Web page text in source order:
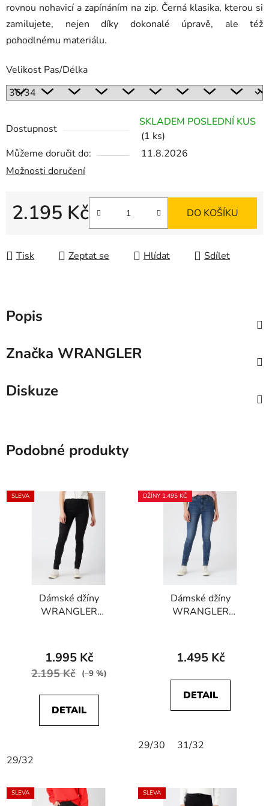
rovnou nohavicí a zapínáním na zip. Černá klasika, kterou si
zamilujete, nejen díky dokonalé úpravě, ale též
pohodlnému materiálu.
Velikost Pas/Délka
Dostupnost
SKLADEM POSLEDNÍ KUS
(1 ks)
Můžeme doručit do:
11.8.2026
Možnosti doručení
2.195 Kč DO KOŠÍKU
Tisk Zeptat se Hlídat Sdílet
Popis
Značka WRANGLER
Diskuze
Podobné produkty
SLEVA
Dámské džíny
WRANGLER
Future Black
1.995 Kč
2.195 Kč (–9 %)
DETAIL
29/32
DŽÍNY 1.495 KČ
Dámské džíny
WRANGLER
1.495 Kč
DETAIL
29/30 31/32
SLEVA SLEVA